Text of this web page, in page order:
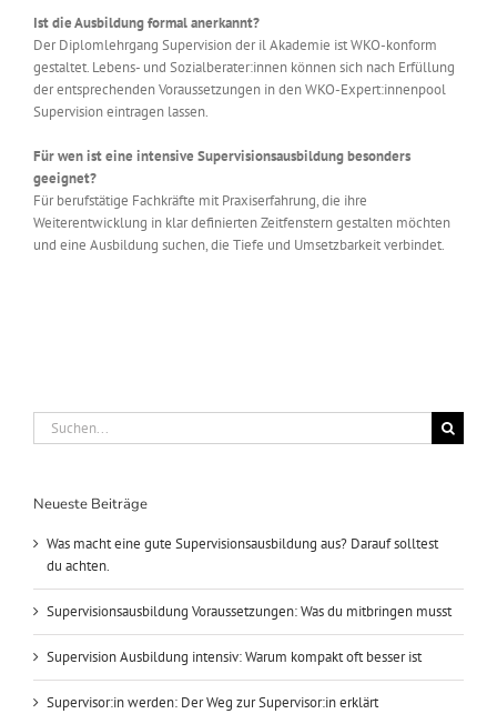
Ist die Ausbildung formal anerkannt?
Der Diplomlehrgang Supervision der il Akademie ist WKO-konform
gestaltet. Lebens- und Sozialberater:innen können sich nach Erfüllung
der entsprechenden Voraussetzungen in den WKO-Expert:innenpool
Supervision eintragen lassen.
Für wen ist eine intensive Supervisionsausbildung besonders
geeignet?
Für berufstätige Fachkräfte mit Praxiserfahrung, die ihre
Weiterentwicklung in klar definierten Zeitfenstern gestalten möchten
und eine Ausbildung suchen, die Tiefe und Umsetzbarkeit verbindet.
Suche
nach:
Neueste Beiträge
Was macht eine gute Supervisionsausbildung aus? Darauf solltest
du achten.
Supervisionsausbildung Voraussetzungen: Was du mitbringen musst
Supervision Ausbildung intensiv: Warum kompakt oft besser ist
Supervisor:in werden: Der Weg zur Supervisor:in erklärt